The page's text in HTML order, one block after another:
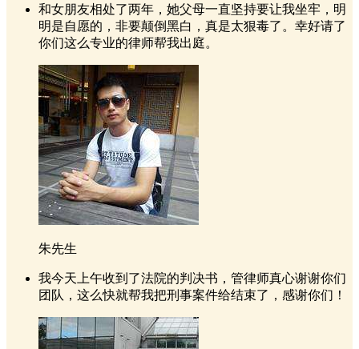
和女朋友相处了两年，她父母一直坚持要让我坐牢，明
明是自愿的，非要颠倒黑白，真是太狠毒了。幸好请了
你们这么专业的律师帮我出庭。
朱先生
我今天上午收到了法院的判决书，管律师真心谢谢你们
团队，这么快就帮我把刑事案件给结束了，感谢你们！